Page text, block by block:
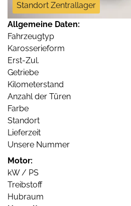
Standort Zentrallager
Allgemeine Daten:
Fahrzeugtyp
Karosserieform
Erst-Zul.
Getriebe
Kilometerstand
Anzahl der Türen
Farbe
Standort
Lieferzeit
Unsere Nummer
Motor:
kW / PS
Treibstoff
Hubraum